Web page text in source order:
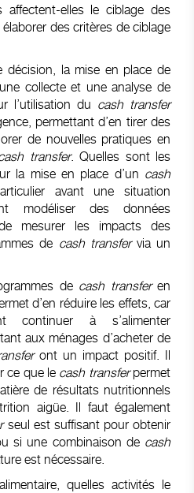
affectent-elles le ciblage des
des critères de ciblage
décision, la mise en place de
collecte et une analyse de
l’utilisation du cash transfer
permettant d’en tirer des
de nouvelles pratiques en
transfer. Quelles sont les
la mise en place d’un cash
avant une situation
modéliser des données
mesurer les impacts des
de cash transfervia un
de cash transferen
d’en réduire les effets, car
continuer à s’alimenter
aux ménages d’acheter de
ont un impact positif. Il
ce que le cash transferpermet
de résultats nutritionnels
aigüe. Il faut également
seul est suffisant pour obtenir
si une combinaison de cash
est nécessaire.
quelles activités le